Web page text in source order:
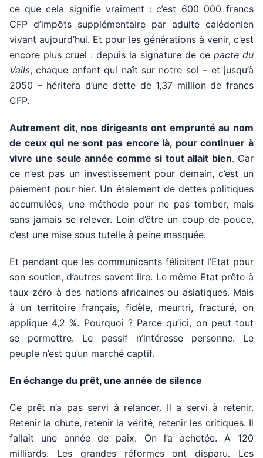
ce que cela signifie vraiment : c’est 600 000 francs
CFP d’impôts supplémentaire par adulte calédonien
vivant aujourd’hui. Et pour les générations à venir, c’est
encore plus cruel : depuis la signature de ce pacte du
Valls, chaque enfant qui naît sur notre sol – et jusqu’à
2050 – héritera d’une dette de 1,37 million de francs
CFP.
Autrement dit, nos dirigeants ont emprunté au nom
de ceux qui ne sont pas encore là, pour continuer à
vivre une seule année comme si tout allait bien. Car
ce n’est pas un investissement pour demain, c’est un
paiement pour hier. Un étalement de dettes politiques
accumulées, une méthode pour ne pas tomber, mais
sans jamais se relever. Loin d’être un coup de pouce,
c’est une mise sous tutelle à peine masquée.
Et pendant que les communicants félicitent l’Etat pour
son soutien, d’autres savent lire. Le même Etat prête à
taux zéro à des nations africaines ou asiatiques. Mais
à un territoire français, fidèle, meurtri, fracturé, on
applique 4,2 %. Pourquoi ? Parce qu’ici, on peut tout
se permettre. Le passif n’intéresse personne. Le
peuple n’est qu’un marché captif.
En échange du prêt, une année de silence
Ce prêt n’a pas servi à relancer. Il a servi à retenir.
Retenir la chute, retenir la vérité, retenir les critiques. Il
fallait une année de paix. On l’a achetée. A 120
milliards. Les grandes réformes ont disparu. Les